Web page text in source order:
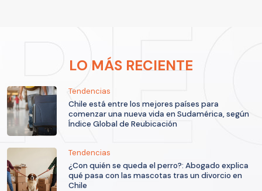
LO MÁS RECIENTE
Tendencias
Chile está entre los mejores países para
comenzar una nueva vida en Sudamérica, según
Índice Global de Reubicación
Tendencias
¿Con quién se queda el perro?: Abogado explica
qué pasa con las mascotas tras un divorcio en
Chile